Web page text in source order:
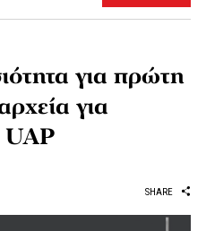
για πρώτη
για
UAP
SHARE